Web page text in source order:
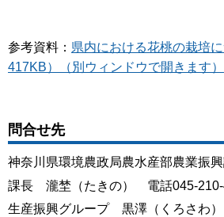
参考資料： 県内における花桃の栽培
417KB）（別ウィンドウで開きます）
問合せ先
神奈川県環境農政局農水産部農業振
課長 瀧埜（たきの） 電話045-210-
生産振興グループ 黒澤（くろさわ